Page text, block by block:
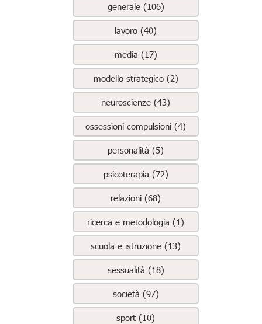
generale (106)
lavoro (40)
media (17)
modello strategico (2)
neuroscienze (43)
ossessioni-compulsioni (4)
personalità (5)
psicoterapia (72)
relazioni (68)
ricerca e metodologia (1)
scuola e istruzione (13)
sessualità (18)
società (97)
sport (10)